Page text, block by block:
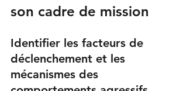
son cadre de mission
Identifier les facteurs de
déclenchement et les
mécanismes des